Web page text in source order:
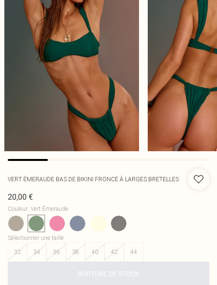
VERT ÉMERAUDE BAS DE BIKINI FRONCÉ À LARGES BRETELLES
20,00 €
Couleur: Vert Émeraude
Sélectionner une taille:
32
34 36 38 40 42 44
RUPTURE DE STOCK